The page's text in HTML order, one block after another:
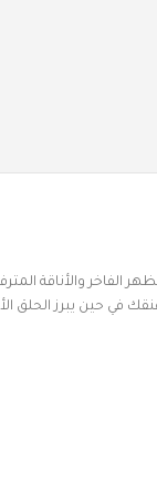
الفاخر
في حين يبرز الحلق